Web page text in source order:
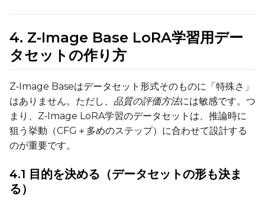
Height
4. Z‑Image Base LoRA学習用デー
タセットの作り方
Z‑Image Baseはデータセット形式そのものに「特殊さ」
はありません。ただし、 品質の評価方法には敏感です。つ
まり、Z‑Image LoRA学習のデータセットは、推論時に
狙う挙動（CFG＋多めのステップ）に合わせて設計する
のが重要です。
4.1 目的を決める（データセットの形も決ま
る）